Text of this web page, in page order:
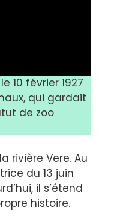
10 février 1927
qui gardait
de zoo
rivière Vere. Au
du 13 juin
il s’étend
histoire.